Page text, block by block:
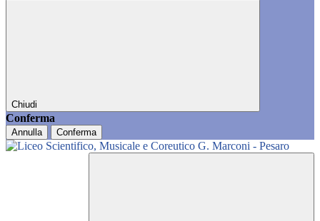
Chiudi
Conferma
Annulla Conferma